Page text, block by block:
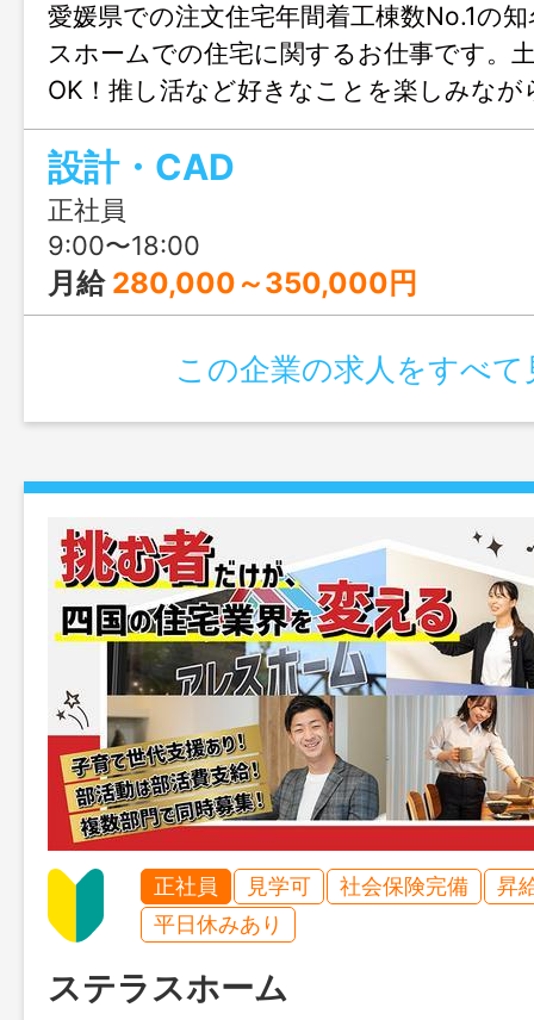
愛媛県での注文住宅年間着工棟数No.1の
スホームでの住宅に関するお仕事です。
OK！推し活など好きなことを楽しみな
きます♪結婚や出産のタイミングでも安心
も充実！人生設計が変わっても安定して
リアチェンジしてみませんか？職場見学
ます！
設計・CAD
正社員
9:00〜18:00
月給 280,000～350,000円
この企業の求人をすべて
正社員 見学可 社会保険完備
昇
平日休みあり
ステラスホーム